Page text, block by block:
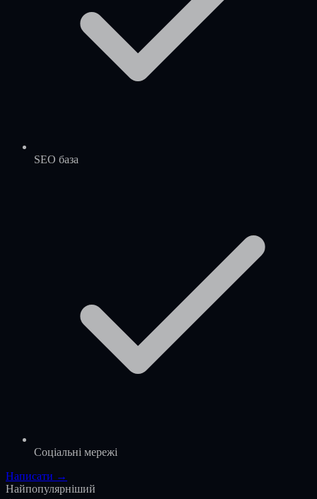
SEO база
Соціальні мережі
Написати →
Найпопулярніший